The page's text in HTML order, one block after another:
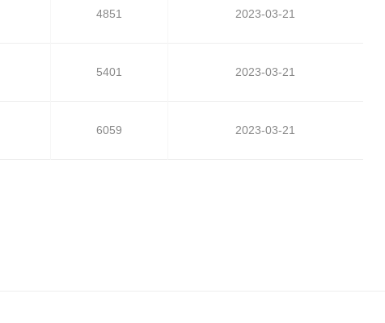
4851 2023-03-21
5401 2023-03-21
6059 2023-03-21